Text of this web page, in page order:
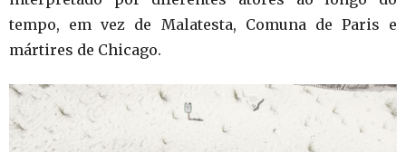
tempo, em vez de Malatesta, Comuna de Paris e
mártires de Chicago.